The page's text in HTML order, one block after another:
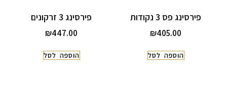
פירסינג פס 3 נקודות
₪405.00
הוספה לסל
פירסינג 3 זרקונים
₪447.00
הוספה לסל